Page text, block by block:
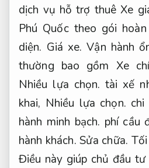
dịch vụ hỗ trợ thuê Xe
Phú Quốc theo gói
diện. Giá xe. Vận hành
thường bao gồm Xe
Nhiều lựa chọn. tài xế
khai, Nhiều lựa chọn. chi
hành minh bạch. phí cầu
hành khách.Sửa chữa.
Điều này giúp chủ đầu